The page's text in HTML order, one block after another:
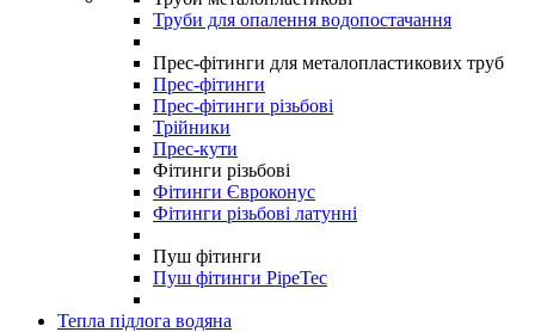
Труби для опалення водопостачання
Прес-фітинги для металопластикових труб
Прес-фітинги
Прес-фітинги різьбові
Трійники
Прес-кути
Фітинги різьбові
Фітинги Євроконус
Фітинги різьбові латунні
Пуш фітинги
Пуш фітинги PipeTec
Тепла підлога водяна